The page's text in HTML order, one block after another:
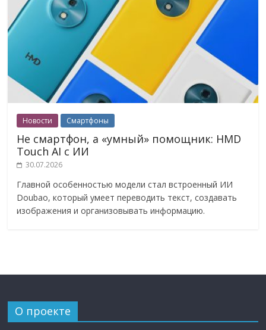
Новости Смартфоны
Не смартфон, а «умный» помощник: HMD
Touch AI с ИИ
30.07.2026
Главной особенностью модели стал встроенный ИИ
Doubao, который умеет переводить текст, создавать
изображения и организовывать информацию.
О проекте